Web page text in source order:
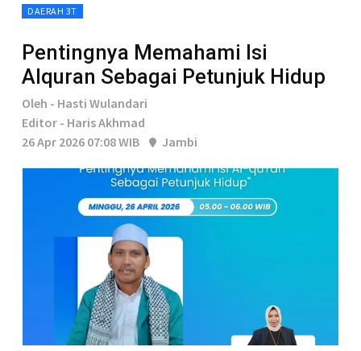
DAERAH 3T
Pentingnya Memahami Isi
Alquran Sebagai Petunjuk Hidup
Oleh - Hasti Wulandari
Editor - Haris Akhmad
26 Apr 2026 07:08 WIB
Jambi